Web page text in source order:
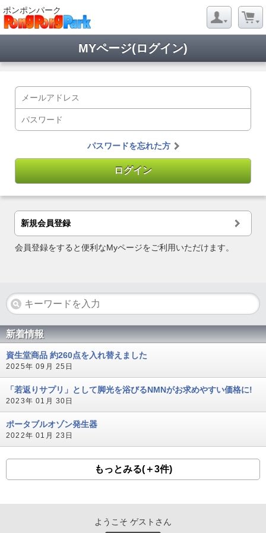
ポンポンパーク
MYページ(ログイン)
パスワードを忘れた方
新規会員登録
会員登録をすると便利なMyページをご利用いただけます。
新着情報
資生堂商品 約260点を入れ替えました
2025年 09月 25日
「若返りサプリ」として脚光を浴びるNMNがお求めやすい価格に!
2023年 01月 30日
ポータブルオゾン発生器
2022年 01月 23日
もっとみる(＋3件)
ようこそ ゲストさん